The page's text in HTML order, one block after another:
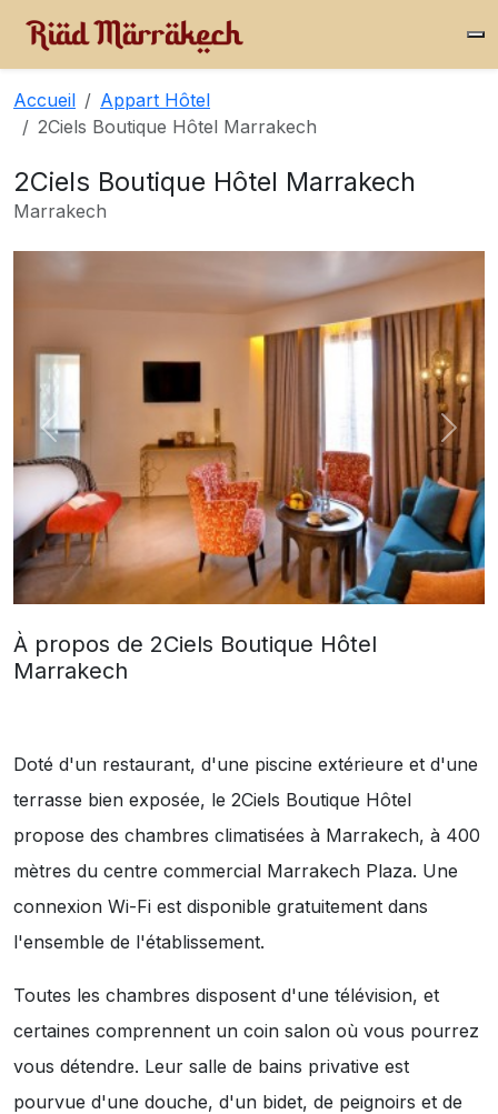
Accueil
Appart Hôtel
2Ciels Boutique Hôtel Marrakech
2Ciels Boutique Hôtel Marrakech
Marrakech
À propos de 2Ciels Boutique Hôtel
Marrakech
Doté d'un restaurant, d'une piscine extérieure et d'une
terrasse bien exposée, le 2Ciels Boutique Hôtel
propose des chambres climatisées à Marrakech, à 400
mètres du centre commercial Marrakech Plaza. Une
connexion Wi-Fi est disponible gratuitement dans
l'ensemble de l'établissement.
Toutes les chambres disposent d'une télévision, et
certaines comprennent un coin salon où vous pourrez
vous détendre. Leur salle de bains privative est
pourvue d'une douche, d'un bidet, de peignoirs et de